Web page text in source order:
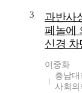
3
과반사
페놀에
신경 차
이중화
충남
사회